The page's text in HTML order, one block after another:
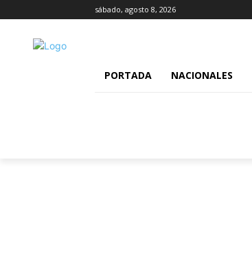
sábado, agosto 8, 2026
PORTADA NACIONALES